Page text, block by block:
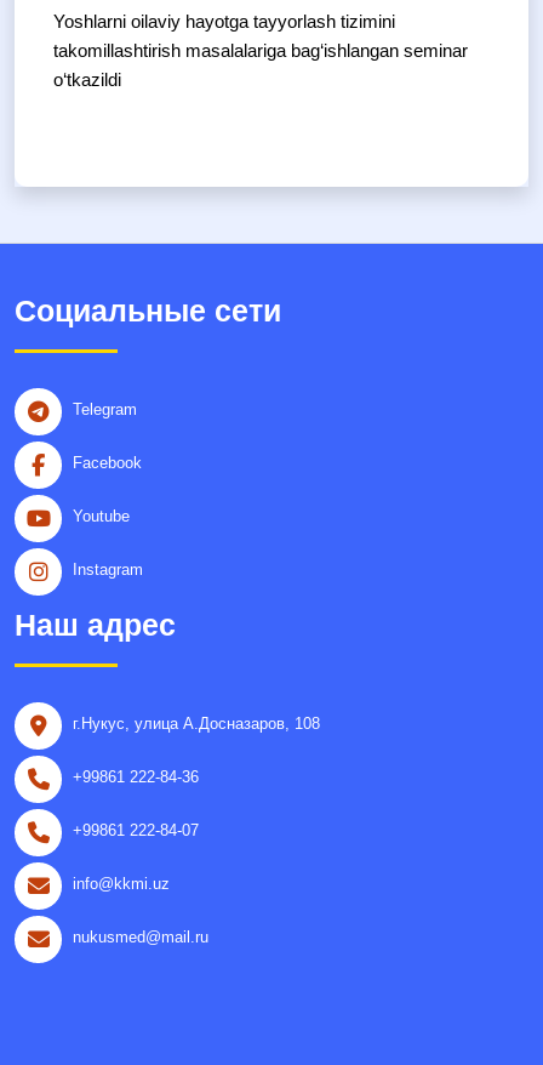
Yoshlarni oilaviy hayotga tayyorlash tizimini
takomillashtirish masalalariga bag‘ishlangan seminar
o‘tkazildi
Социальные сети
Telegram
Facebook
Youtube
Instagram
Наш адрес
г.Нукус, улица A.Досназаров, 108
+99861 222-84-36
+99861 222-84-07
info@kkmi.uz
nukusmed@mail.ru